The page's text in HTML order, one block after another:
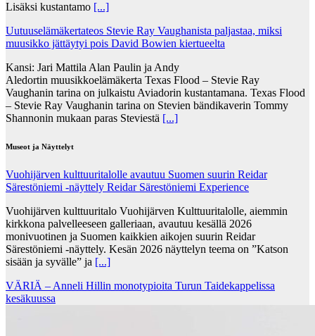
Lisäksi kustantamo [...]
Uutuuselämäkertateos Stevie Ray Vaughanista paljastaa, miksi
muusikko jättäytyi pois David Bowien kiertueelta
Kansi: Jari Mattila Alan Paulin ja Andy
Aledortin muusikkoelämäkerta Texas Flood – Stevie Ray
Vaughanin tarina on julkaistu Aviadorin kustantamana. Texas Flood
– Stevie Ray Vaughanin tarina on Stevien bändikaverin Tommy
Shannonin mukaan paras Steviestä [...]
Museot ja Näyttelyt
Vuohijärven kulttuuritalolle avautuu Suomen suurin Reidar
Särestöniemi -näyttely Reidar Särestöniemi Experience
Vuohijärven kulttuuritalo Vuohijärven Kulttuuritalolle, aiemmin
kirkkona palvelleeseen galleriaan, avautuu kesällä 2026
monivuotinen ja Suomen kaikkien aikojen suurin Reidar
Särestöniemi -näyttely. Kesän 2026 näyttelyn teema on ”Katson
sisään ja syvälle” ja [...]
VÄRIÄ – Anneli Hillin monotypioita Turun Taidekappelissa
kesäkuussa